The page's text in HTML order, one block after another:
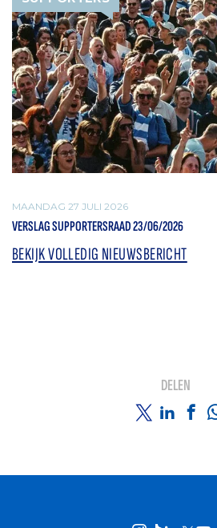
MAANDAG 27 JULI 2026
VERSLAG SUPPORTERSRAAD 23/06/2026
BEKIJK VOLLEDIG NIEUWSBERICHT
DELEN